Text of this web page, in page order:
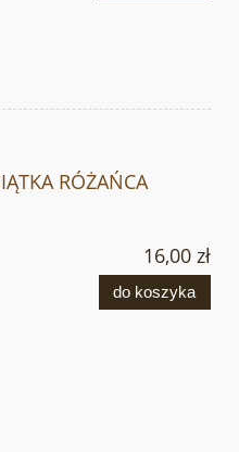
RÓŻAŃCA
16,00 zł
do koszyka